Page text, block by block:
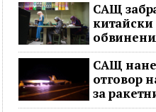
САЩ
труд
САЩ
отговор
за